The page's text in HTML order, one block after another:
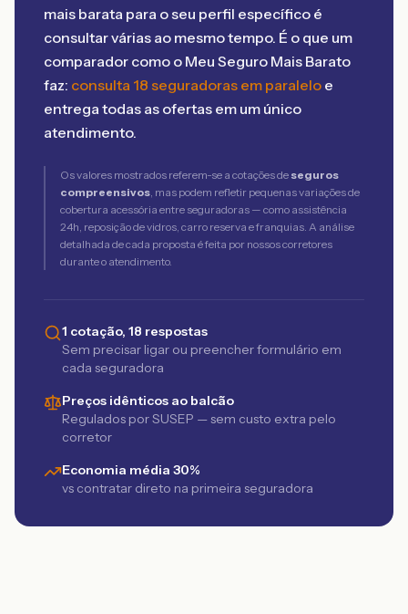
mais barata para o seu perfil específico é
consultar várias ao mesmo tempo. É o que um
comparador como o Meu Seguro Mais Barato
faz: consulta 18 seguradoras em paralelo e
entrega todas as ofertas em um único
atendimento.
Os valores mostrados referem-se a cotações de seguros
compreensivos, mas podem refletir pequenas variações de
cobertura acessória entre seguradoras — como assistência
24h, reposição de vidros, carro reserva e franquias. A análise
detalhada de cada proposta é feita por nossos corretores
durante o atendimento.
1 cotação, 18 respostas
Sem precisar ligar ou preencher formulário em
cada seguradora
Preços idênticos ao balcão
Regulados por SUSEP — sem custo extra pelo
corretor
Economia média 30%
vs contratar direto na primeira seguradora